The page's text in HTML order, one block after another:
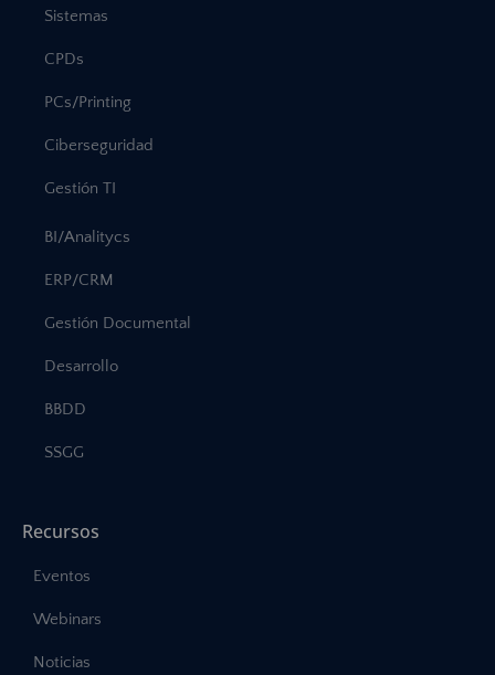
Sistemas
CPDs
PCs/Printing
Ciberseguridad
Gestión TI
BI/Analitycs
ERP/CRM
Gestión Documental
Desarrollo
BBDD
SSGG
Recursos
Eventos
Webinars
Noticias